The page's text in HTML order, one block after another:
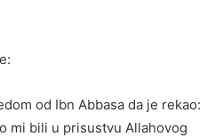
od Ibn Abbasa da je rekao:
mi bili u prisustvu Allahovog